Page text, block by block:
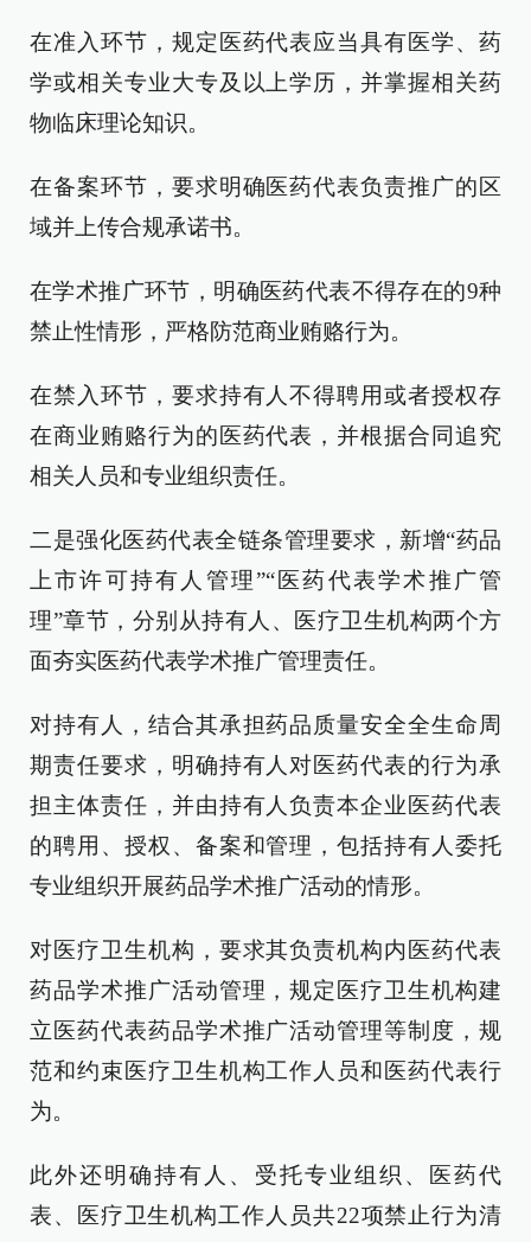
在准入环节，规定医药代表应当具有医学、药
学或相关专业大专及以上学历，并掌握相关药
物临床理论知识。
在备案环节，要求明确医药代表负责推广的区
域并上传合规承诺书。
在学术推广环节，明确医药代表不得存在的9种
禁止性情形，严格防范商业贿赂行为。
在禁入环节，要求持有人不得聘用或者授权存
在商业贿赂行为的医药代表，并根据合同追究
相关人员和专业组织责任。
二是强化医药代表全链条管理要求，新增“药品
上市许可持有人管理”“医药代表学术推广管
理”章节，分别从持有人、医疗卫生机构两个方
面夯实医药代表学术推广管理责任。
对持有人，结合其承担药品质量安全全生命周
期责任要求，明确持有人对医药代表的行为承
担主体责任，并由持有人负责本企业医药代表
的聘用、授权、备案和管理，包括持有人委托
专业组织开展药品学术推广活动的情形。
对医疗卫生机构，要求其负责机构内医药代表
药品学术推广活动管理，规定医疗卫生机构建
立医药代表药品学术推广活动管理等制度，规
范和约束医疗卫生机构工作人员和医药代表行
为。
此外还明确持有人、受托专业组织、医药代
表、医疗卫生机构工作人员共22项禁止行为清